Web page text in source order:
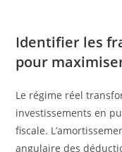
Identifier les
pour
Le régime réel
investissements en
fiscale.
angulaire des